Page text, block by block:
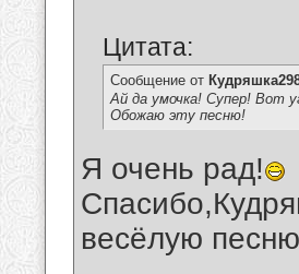
Цитата:
Сообщение от
Ай да умочка! Супер! Вот
Обожаю эту песню!
Я очень рад!
весёлую